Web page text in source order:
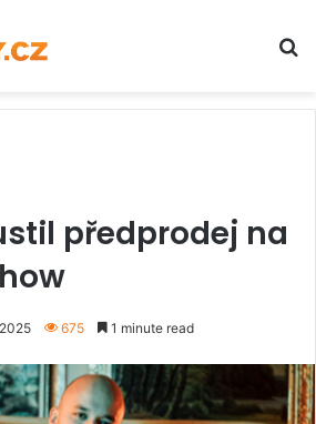
předprodej na
675 1 minute read